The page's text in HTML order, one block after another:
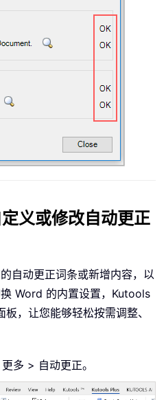
义或修改自动更正
自动更正词条或新增内容，以
Word 的内置设置，Kutools
，让您能够轻松按需调整、
多 > 自动更正。